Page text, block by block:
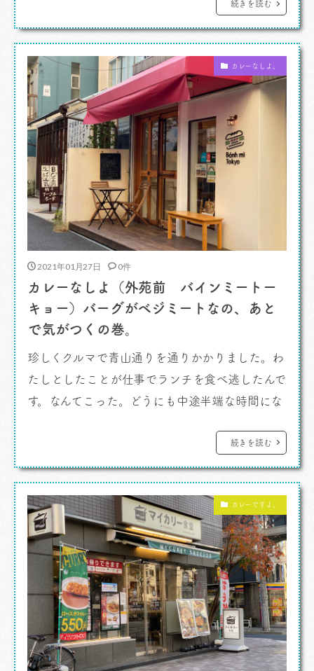
合いの友人で有名パフェブロガーでもある（濃い
めのカレー好きでもある）かりんちゃんに誘って
100回近く通ったのだとか。えええ！それ […]
続きを読む
カレーなしよ。
2021年01月27日 0件
カレーなしよ（外苑前 バインミートー
キョー）バーグがベジミートなの、あと
で気がつくの巻。
珍しくクルマで青山通りを通りかかりました。わ
たしとしたことが仕事でランチを食べ逃したんで
す。なんてこった。どうにも中途半端な時間にな
待っているし。ああ〜、、、 そこで思い出した
のは青山一丁目、ホンダの本社を通り過ぎてか
番右に寄れるじゃないか。ベルコモンズの角を曲
がることができるじゃないか。（あそこ […]
続きを読む
カレーですよ。